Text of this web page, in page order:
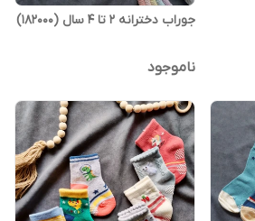
جوراب دخترانه ۲ تا ۴ سال (182000)
ناموجود